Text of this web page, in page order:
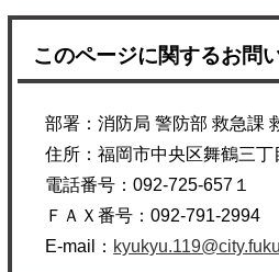
このページに関するお問
部署：消防局 警防部 救急課
住所：福岡市中央区舞鶴三丁
電話番号：092-725-657１
ＦＡＸ番号：092-791-2994
E-mail：